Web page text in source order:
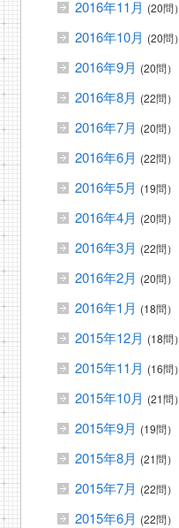
2016年11月 (20問）
2016年10月 (20問）
2016年9月 (20問）
2016年8月 (22問）
2016年7月 (20問）
2016年6月 (22問）
2016年5月 (19問）
2016年4月 (20問）
2016年3月 (22問）
2016年2月 (20問）
2016年1月 (18問）
2015年12月 (18問）
2015年11月 (16問）
2015年10月 (21問）
2015年9月 (19問）
2015年8月 (21問）
2015年7月 (22問）
2015年6月 (22問）